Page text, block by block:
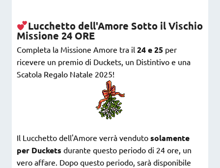
Lucchetto dell'Amore Sotto il Vischio
Missione 24 ORE
Completa la Missione Amore tra il 24 e 25 per
ricevere un premio di Duckets, un Distintivo e una
Scatola Regalo Natale 2025!
Il Lucchetto dell'Amore verrà venduto solamente
per Duckets durante questo periodo di 24 ore, un
vero affare. Dopo questo periodo, sarà disponibile